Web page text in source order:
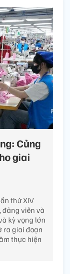
Củng
giai
thứ XIV
đảng viên và
kỳ vọng lớn
ra giai đoạn
thực hiện